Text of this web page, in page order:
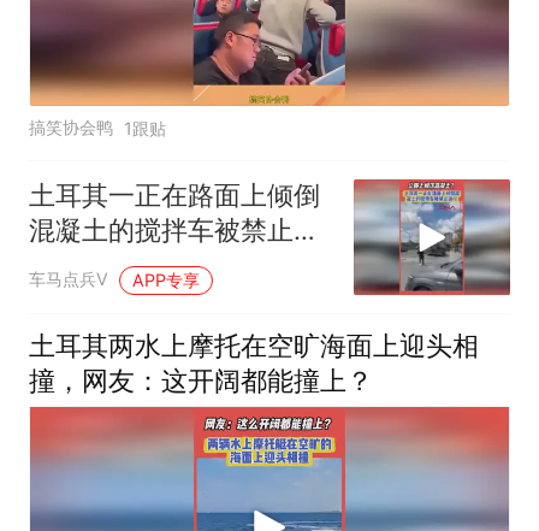
搞笑协会鸭 1跟贴
土耳其一正在路面上倾倒
混凝土的搅拌车被禁止通
行
车马点兵V APP专享
土耳其两水上摩托在空旷海面上迎头相
撞，网友：这开阔都能撞上？